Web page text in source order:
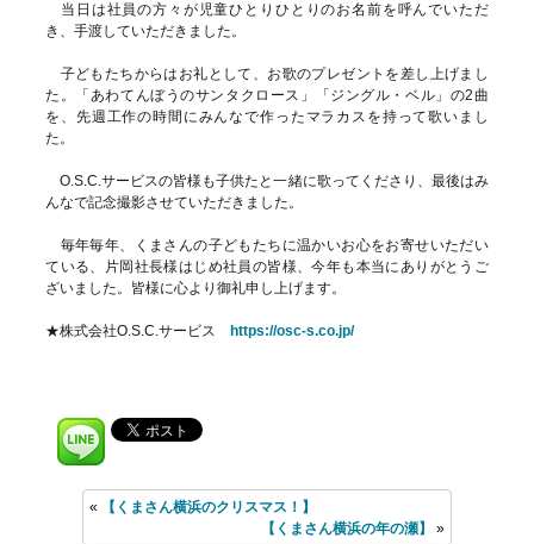
当日は社員の方々が児童ひとりひとりのお名前を呼んでいただ
き、手渡していただきました。
子どもたちからはお礼として、お歌のプレゼントを差し上げまし
た。「あわてんぼうのサンタクロース」「ジングル・ベル」の2曲
を、先週工作の時間にみんなで作ったマラカスを持って歌いまし
た。
O.S.C.サービスの皆様も子供たと一緒に歌ってくださり、最後はみ
んなで記念撮影させていただきました。
毎年毎年、くまさんの子どもたちに温かいお心をお寄せいただい
ている、片岡社長様はじめ社員の皆様、今年も本当にありがとうご
ざいました。皆様に心より御礼申し上げます。
★株式会社O.S.C.サービス https://osc-s.co.jp/
«
【くまさん横浜のクリスマス！】
【くまさん横浜の年の瀬】
»